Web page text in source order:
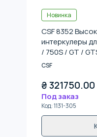
Новинка
CSF 8352
интеркулеры
/ 750S / GT /
CSF
₴321750.00
Под заказ
Код:1131-305